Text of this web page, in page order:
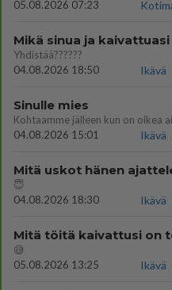
05.08.2026 07:23
Mikä sinua ja kaivattuasi
Yhdistää??????
04.08.2026 18:50
Ikävä
Sinulle mies
04.08.2026 15:01
Ikävä
Mitä uskot hänen
😇
04.08.2026 18:30
Ikävä
Mitä töitä kaivattusi on
😅
05.08.2026 13:25
Ikävä